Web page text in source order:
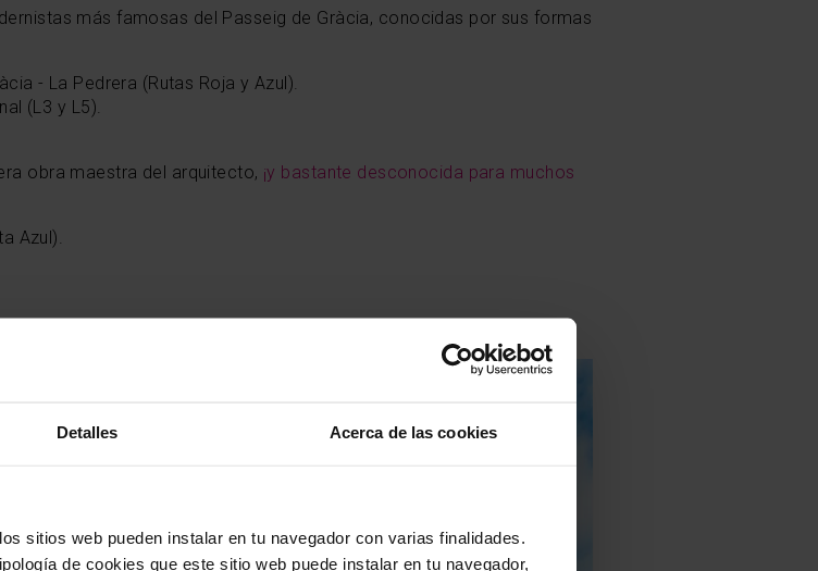
Detalles Acerca de las cookies
sitios web pueden instalar en tu navegador con varias finalidades.
de cookies que este sitio web puede instalar en tu navegador,
más famosas del Passeig de Gràcia, conocidas por sus formas
- La Pedrera (Rutas Roja y Azul).
(L3 y L5).
obra maestra del arquitecto, ¡y bastante desconocida para muchos
Azul).